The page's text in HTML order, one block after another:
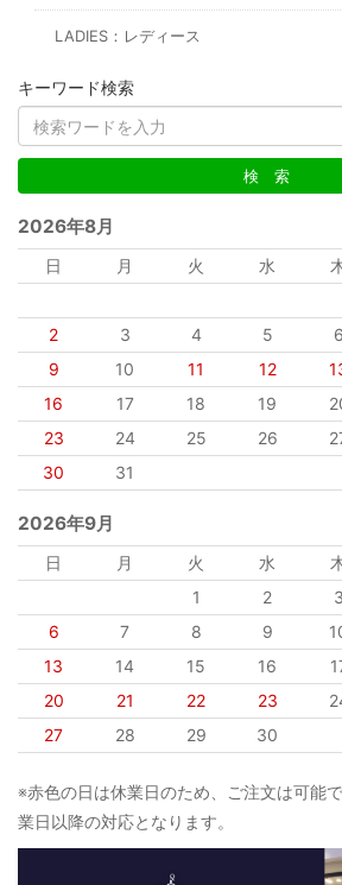
LADIES：レディース
キーワード検索
2026年8月
日 月 火 水
2
3 4 5 6
9
10 11 12
16
17 18 19
23
24 25 26
30
31
2026年9月
日 月 火 水
1
2 3
6
7 8 9
13
14 15 16
20
21 22 23
27
28 29 30
※赤色の日は休業日のため、ご注文は可能
業日以降の対応となります。